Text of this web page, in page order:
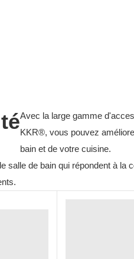
Avec la large gamme
KKR®, vous pouvez
bain et de votre cuisine.
de bain qui répondent à la